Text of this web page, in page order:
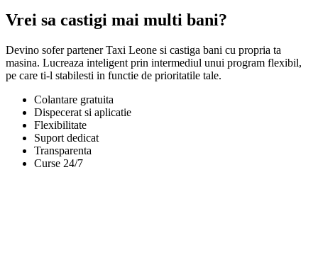
Vrei sa castigi mai multi bani?
Devino sofer partener Taxi Leone si castiga bani cu propria ta
masina. Lucreaza inteligent prin intermediul unui program flexibil,
pe care ti-l stabilesti in functie de prioritatile tale.
Colantare gratuita
Dispecerat si aplicatie
Flexibilitate
Suport dedicat
Transparenta
Curse 24/7